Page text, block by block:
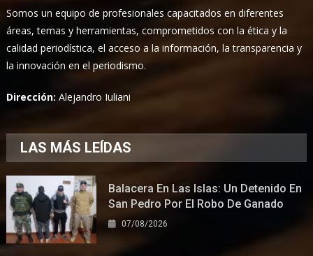
Somos un equipo de profesionales capacitados en diferentes
áreas, temas y herramientas, comprometidos con la ética y la
calidad periodística, el acceso a la información, la transparencia y
la innovación en el periodismo.
Dirección:Alejandro Iuliani
LAS MÁS LEÍDAS
Balacera En Las Islas: Un Detenido En
San Pedro Por El Robo De Ganado
07/08/2026